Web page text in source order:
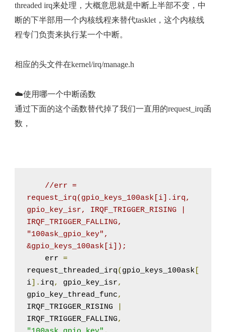
threaded irq来处理，大概意思就是中断上半部不变，中
断的下半部用一个内核线程来替代tasklet，这个内核线
程专门负责来执行某一个中断。
相应的头文件在kernel/irq/manage.h
☁️使用哪一个中断函数
通过下面的这个函数替代掉了我们一直用的request_irq函
数，
//err =
request_irq(gpio_keys_100ask[i].irq,
gpio_key_isr, IRQF_TRIGGER_RISING |
IRQF_TRIGGER_FALLING,
"100ask_gpio_key",
&gpio_keys_100ask[i]);
    err
=
request_threaded_irq( gpio_keys_100ask
i ]. irq, gpio_key_isr,
gpio_key_thread_func,
IRQF_TRIGGER_RISING
IRQF_TRIGGER_FALLING,